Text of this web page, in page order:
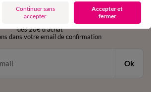
inscrivant à la newsletter
dès 20€ d’achat
dans votre email de confirmation
Ok
Continuer sans
accepter
Accepter et
fermer